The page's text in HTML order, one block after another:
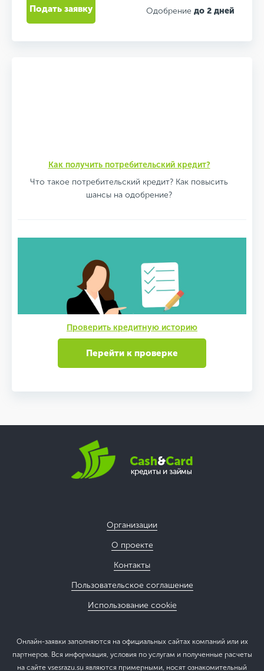
Одобрение до 2 дней
Подать заявку
Как получить потребительский кредит?
Что такое потребительский кредит? Как повысить
шансы на одобрение?
Проверить кредитную историю
Перейти к проверке
Организации
О проекте
Контакты
Пользовательское соглашение
Использование cookie
Онлайн-заявки заполняются на официальных сайтах компаний или их
партнеров. Вся информация, условия по услугам и полученные расчеты
на сайте vsesrazu.su являются примерными, носят ознакомительный